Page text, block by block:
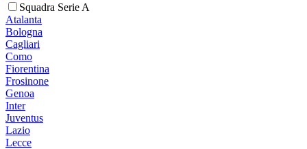
Squadra Serie A
Atalanta
Bologna
Cagliari
Como
Fiorentina
Frosinone
Genoa
Inter
Juventus
Lazio
Lecce